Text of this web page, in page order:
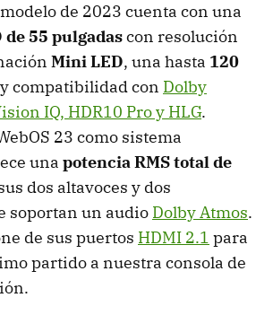
de 2023 cuenta con una
55 pulgadascon resolución
Mini LED, una hasta 120
compatibilidad con Dolby
IQ, HDR10 Pro y HLG.
23 como sistema
una potencia RMS total de
dos altavoces y dos
soportan un audio Dolby Atmos.
de sus puertos HDMI 2.1 para
partido a nuestra consola de